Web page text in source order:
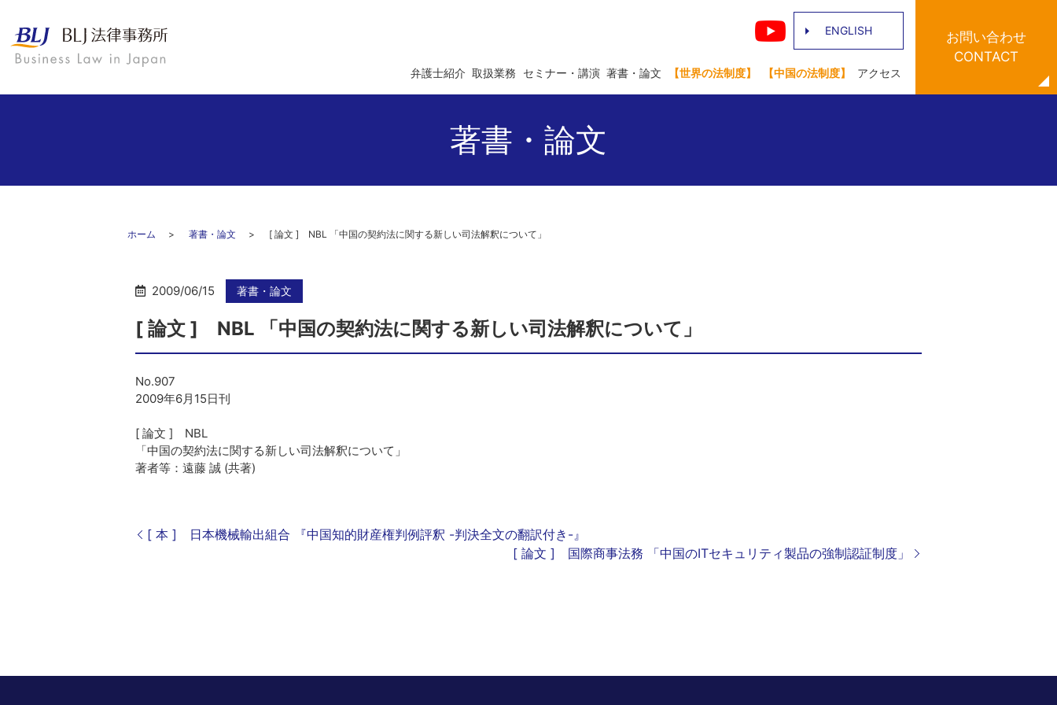
弁護士紹介 取扱業務 セミナー・講演 著書・論文 【世界の法制度】 【中国の法制度】 アクセス
ENGLISH
お問い合わせ
CONTACT
著書・論文
ホーム 著書・論文 [ 論文 ] NBL 「中国の契約法に関する新しい司法解釈について」
2009/06/15 著書・論文
[ 論文 ] NBL 「中国の契約法に関する新しい司法解釈について」
No.907
2009年6月15日刊
[ 論文 ] NBL
「中国の契約法に関する新しい司法解釈について」
著者等：遠藤 誠 (共著)
[ 本 ] 日本機械輸出組合 『中国知的財産権判例評釈 -判決全文の翻訳付き-』
[ 論文 ] 国際商事法務 「中国のITセキュリティ製品の強制認証制度」